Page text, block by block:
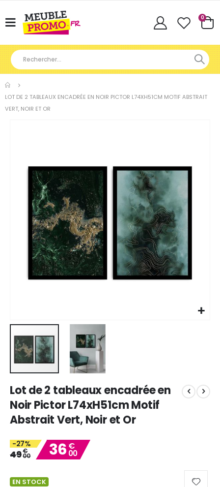
Basculer
Cart
0
LOT DE 2 TABLEAUX ENCADRÉE EN NOIR PICTOR L74XH51CM MOTIF ABSTRAIT
VERT, NOIR ET OR
images
to
the
beginning
of
images
gallery
Lot de 2 tableaux encadrée en
Noir Pictor L74xH51cm Motif
Abstrait Vert, Noir et Or
-27%
49€
00 36 €
00
EN STOCK